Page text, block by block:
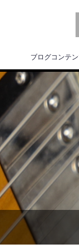
ブログコンテ